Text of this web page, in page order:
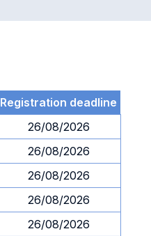
Registration deadline
26/08/2026
26/08/2026
26/08/2026
26/08/2026
26/08/2026